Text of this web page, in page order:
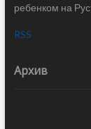
ребенком на
RSS
Архив